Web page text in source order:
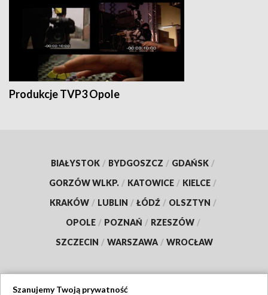
Produkcje TVP3 Opole
BIAŁYSTOK / BYDGOSZCZ / GDAŃSK /
GORZÓW WLKP. / KATOWICE / KIELCE /
KRAKÓW / LUBLIN / ŁÓDŹ / OLSZTYN /
OPOLE / POZNAŃ / RZESZÓW /
SZCZECIN / WARSZAWA / WROCŁAW
Szanujemy Twoją prywatność